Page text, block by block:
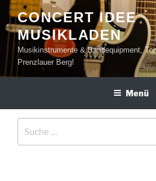
Zum
Inhalt
springen
CONCERT IDEE
MUSIKLADEN
Musikinstrumente & Bandequipment,
Prenzlauer Berg!
Menü